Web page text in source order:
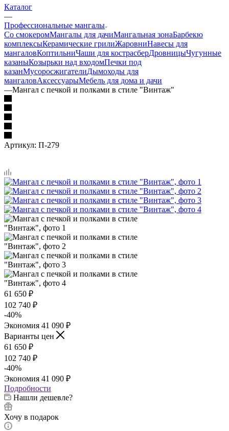
Каталог
—
Профессиональные мангалы
Со смокеромМангалы для дачиМангальная зонаБарбекю
комплексыКерамические грилиЖаровниНавесы для
мангаловКоптильниЧаши для кострасберДровницыЧугунные
казаныКозырьки над входомПечки под
казанМусоросжигателиДымоходы для
мангаловАксессуарыМебель для дома и дачи
—Мангал с печкой и полками в стиле "Винтаж"
Артикул: П-279
61 650 ₽
102 740 ₽
-40%
Экономия 41 090 ₽
Варианты цен
61 650 ₽
102 740 ₽
-40%
Экономия 41 090 ₽
Подробности
Нашли дешевле?
Хочу в подарок